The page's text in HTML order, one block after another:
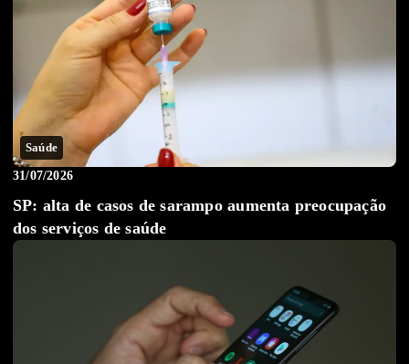
Saúde
31/07/2026
SP: alta de casos de sarampo aumenta preocupação
dos serviços de saúde